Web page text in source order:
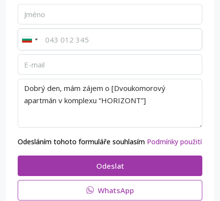
Odesláním tohoto formuláře souhlasím Podmínky použití
Odeslat
WhatsApp